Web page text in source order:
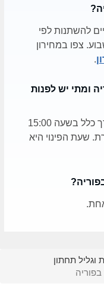
להשתנות לפי
צפו במחירון
.
ומתי יש לפנות
אפשר להגיע ל- צימר מור בפוריה בדרך כלל בשעה 15:00
שעת הפינוי היא
וגליל תחתון